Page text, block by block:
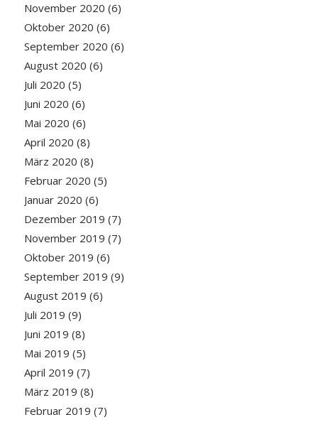
November 2020 (6)
Oktober 2020 (6)
September 2020 (6)
August 2020 (6)
Juli 2020 (5)
Juni 2020 (6)
Mai 2020 (6)
April 2020 (8)
März 2020 (8)
Februar 2020 (5)
Januar 2020 (6)
Dezember 2019 (7)
November 2019 (7)
Oktober 2019 (6)
September 2019 (9)
August 2019 (6)
Juli 2019 (9)
Juni 2019 (8)
Mai 2019 (5)
April 2019 (7)
März 2019 (8)
Februar 2019 (7)